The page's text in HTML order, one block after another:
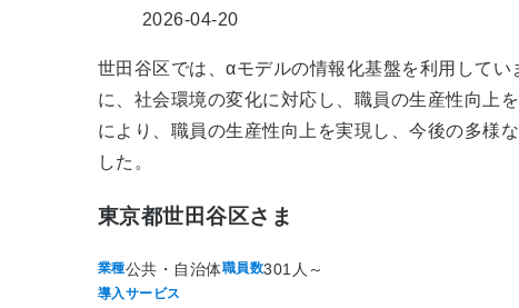
2026-04-20
世田谷区では、αモデルの情報化基盤を利用して
に、社会環境の変化に対応し、職員の生産性向上
により、職員の生産性向上を実現し、今後の多様
した。
東京都世田谷区さま
業種公共・自治体職員数301人～
導入サービス